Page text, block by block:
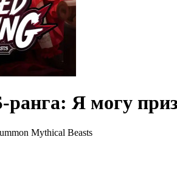
ранга: Я могу
Mythical Beasts